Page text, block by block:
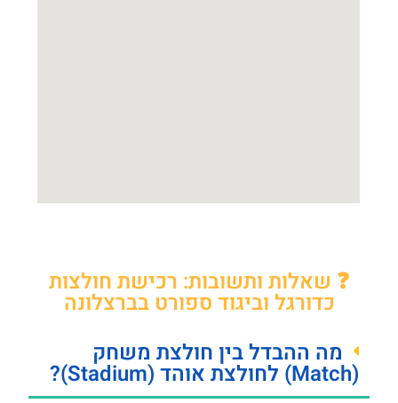
❓ שאלות ותשובות: רכישת חולצות
כדורגל וביגוד ספורט בברצלונה
מה ההבדל בין חולצת משחק
(Match) לחולצת אוהד (Stadium)?